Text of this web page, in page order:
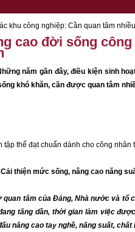
định phải biết
tính đến yếu tố phù hợp
khu công nghiệp: Cần quan tâm
cao đời sống
năm gần đây, điều kiện sinh
khó khăn, cần được quan tâm
tập thể đạt chuẩn dành cho công
Cải thiện mức sống, nâng cao năng
quan tâm của Đảng, Nhà nước và tổ
tăng dần, thời gian làm việc
nâng cao tay nghề, năng suất,